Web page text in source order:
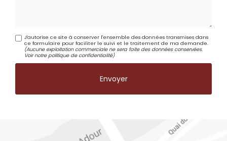
J'autorise ce site à conserver l'ensemble des données transmises dans
ce formulaire pour faciliter le suivi et le traitement de ma demande.
(Aucune exploitation commerciale ne sera faite des données conservées.
Voir notrepolitique de confidentialité)